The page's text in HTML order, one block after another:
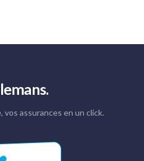
assurances en un click.